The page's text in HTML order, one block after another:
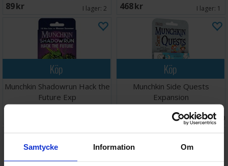
Samtycke Information Om
89 SEK I lager: 2 468 SEK I lager: 1
Köp
Munchkin Shadowrun Hack the
Future Exp
Köp
Munchkin Side Quests
Expansion
Väntas in:
2026-09-30